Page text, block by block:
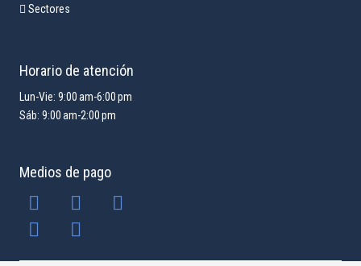
Sectores
Horario de atención
Lun-Vie: 9:00 am-6:00 pm
Sáb: 9:00 am-2:00 pm
Medios de pago